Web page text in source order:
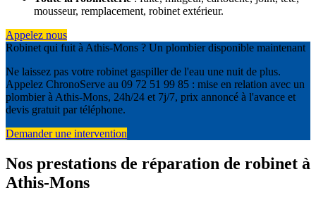
mousseur, remplacement, robinet extérieur.
Appelez nous
Robinet qui fuit à Athis-Mons ? Un plombier disponible maintenant
Ne laissez pas votre robinet gaspiller de l'eau une nuit de plus.
Appelez ChronoServe au 09 72 51 99 85 : mise en relation avec un
plombier à Athis-Mons, 24h/24 et 7j/7, prix annoncé à l'avance et
devis gratuit par téléphone.
Demander une intervention
Nos prestations de réparation de robinet à
Athis-Mons